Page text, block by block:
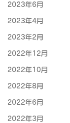
2023年6月
2023年4月
2023年2月
2022年12月
2022年10月
2022年8月
2022年6月
2022年3月